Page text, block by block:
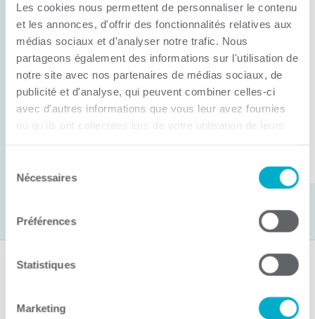
Les cookies nous permettent de personnaliser le contenu
et les annonces, d'offrir des fonctionnalités relatives aux
médias sociaux et d'analyser notre trafic. Nous
partageons également des informations sur l'utilisation de
notre site avec nos partenaires de médias sociaux, de
publicité et d'analyse, qui peuvent combiner celles-ci
avec d'autres informations que vous leur avez fournies
ou qu'ils ont collectées lors de votre utilisation de leurs
Nécessaires
Préférences
Statistiques
Marketing
Anick Métivier devient le nouveau
président de la CCI3R
C’est lors de son assemblée générale annuelle
tenue hier que la Chambre de commerce et
d’industries de ...
Suivez-nous